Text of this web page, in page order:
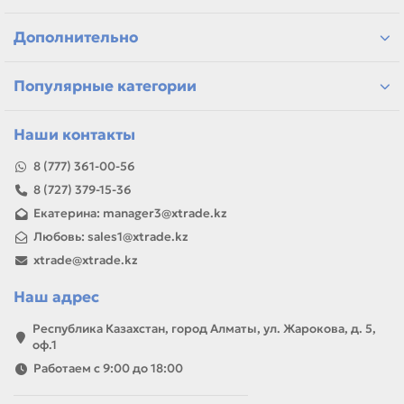
самовывоз и доставка по Алматы, отправка по
Если параметры в карточке совпадают с вашей моделью
или задачей, товар можно использовать для замены,
запаса.
Дополнительно
Популярные категории
Наши контакты
8 (777) 361-00-56
8 (727) 379-15-36
Екатерина: manager3@xtrade.kz
Любовь: sales1@xtrade.kz
xtrade@xtrade.kz
Наш адрес
Республика Казахстан, город Алматы, ул. Жарокова, д. 5,
оф.1
Работаем с 9:00 до 18:00